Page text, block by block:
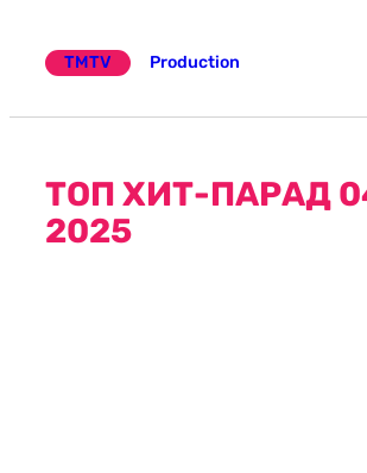
TMTV
Production
ТОП ХИТ-ПАРАД
2025